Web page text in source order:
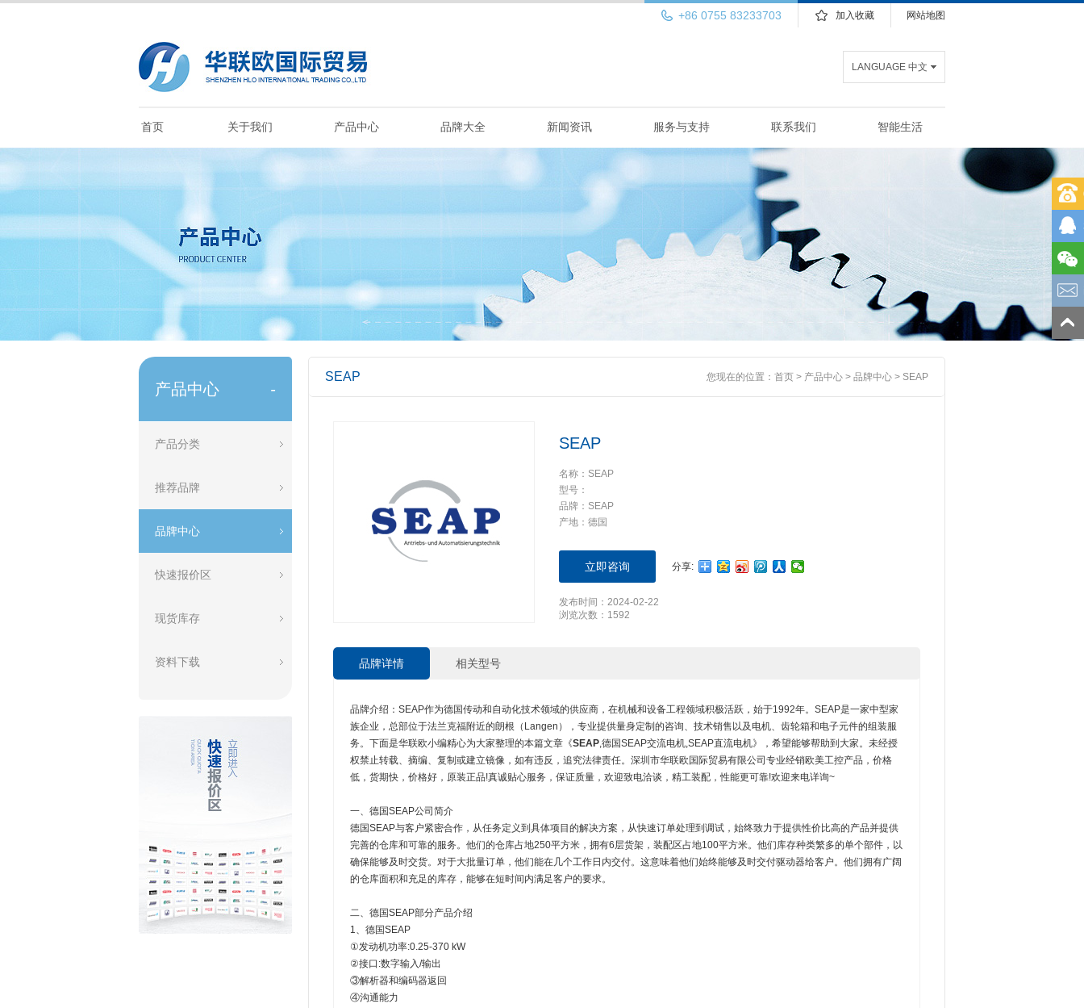
网站地图
加入收藏
+86 0755 83233703
LANGUAGE 中文
首页 关于我们 产品中心 品牌大全 新闻资讯 服务与支持 联系我们 智能生活
产品中心 -
产品分类
推荐品牌
品牌中心
快速报价区
现货库存
资料下载
SEAP 您现在的位置： 首页 > 产品中心 > 品牌中心 > SEAP
SEAP
名称：SEAP
型号：
品牌：SEAP
产地：德国
立即咨询 分享:
发布时间：2024-02-22
浏览次数：1592
品牌详情 相关型号
品牌介绍：SEAP作为德国传动和自动化技术领域的供应商，在机械和设备工程领域积极活跃，始于1992年。SEAP是一家中型家
族企业，总部位于法兰克福附近的朗根（Langen），专业提供量身定制的咨询、技术销售以及电机、齿轮箱和电子元件的组装服
务。下面是华联欧小编精心为大家整理的本篇文章《SEAP,德国SEAP交流电机,SEAP直流电机》，希望能够帮助到大家。未经授
权禁止转载、摘编、复制或建立镜像，如有违反，追究法律责任。深圳市华联欧国际贸易有限公司专业经销欧美工控产品，价格
低，货期快，价格好，原装正品!真诚贴心服务，保证质量，欢迎致电洽谈，精工装配，性能更可靠!欢迎来电详询~
一、德国SEAP公司简介
德国SEAP与客户紧密合作，从任务定义到具体项目的解决方案，从快速订单处理到调试，始终致力于提供性价比高的产品并提供
完善的仓库和可靠的服务。他们的仓库占地250平方米，拥有6层货架，装配区占地100平方米。他们库存种类繁多的单个部件，以
确保能够及时交货。对于大批量订单，他们能在几个工作日内交付。这意味着他们始终能够及时交付驱动器给客户。他们拥有广阔
的仓库面积和充足的库存，能够在短时间内满足客户的要求。
二、德国SEAP部分产品介绍
1、德国SEAP
①发动机功率:0.25-370 kW
②接口:数字输入/输出
③解析器和编码器返回
④沟通能力